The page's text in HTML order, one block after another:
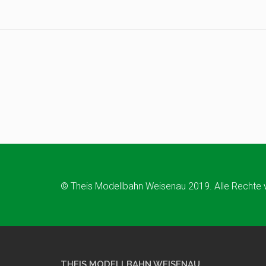
© Theis Modellbahn Weisenau 2019. Alle Rechte